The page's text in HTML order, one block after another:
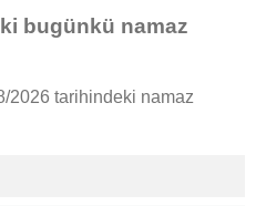
bugünkü namaz
2026 tarihindeki namaz